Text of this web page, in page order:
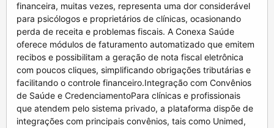
financeira, muitas vezes, representa uma dor considerável
para psicólogos e proprietários de clínicas, ocasionando
perda de receita e problemas fiscais. A Conexa Saúde
oferece módulos de faturamento automatizado que emitem
recibos e possibilitam a geração de nota fiscal eletrônica
com poucos cliques, simplificando obrigações tributárias e
facilitando o controle financeiro.Integração com Convênios
de Saúde e CredenciamentoPara clínicas e profissionais
que atendem pelo sistema privado, a plataforma dispõe de
integrações com principais convênios, tais como Unimed,